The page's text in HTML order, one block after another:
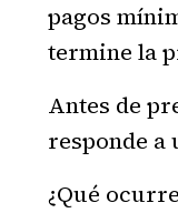
pagos
termine la
Antes de
responde a
¿Qué